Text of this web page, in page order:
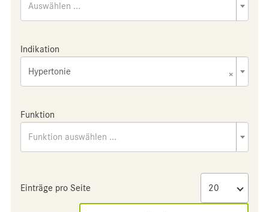
Auswählen ...
Indikation
×
Hypertonie
Funktion
Funktion auswählen ...
Einträge pro Seite